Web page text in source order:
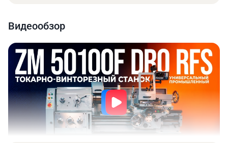
Расстояние между центрами,
Ширина станины, мм
390
Диаметр отверстия
шпинделя, мм
82
Торец шпинделя
Cam lock D8
Конус отверстия шпинделя
90-(1:20)
Видеообзор